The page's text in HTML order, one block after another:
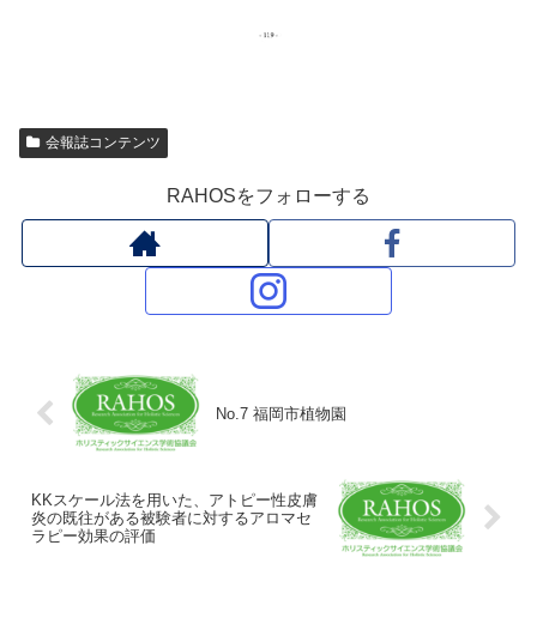
会報誌コンテンツ
RAHOSをフォローする
No.7 福岡市植物園
KKスケール法を用いた、アトピー性皮膚
炎の既往がある被験者に対するアロマセ
ラピー効果の評価